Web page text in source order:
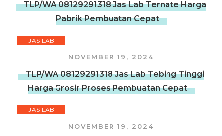
TLP/WA 08129291318 Jas Lab Ternate Harga
Pabrik Pembuatan Cepat
JAS LAB
NOVEMBER 19, 2024
TLP/WA 08129291318 Jas Lab Tebing Tinggi
Harga Grosir Proses Pembuatan Cepat
JAS LAB
NOVEMBER 19, 2024